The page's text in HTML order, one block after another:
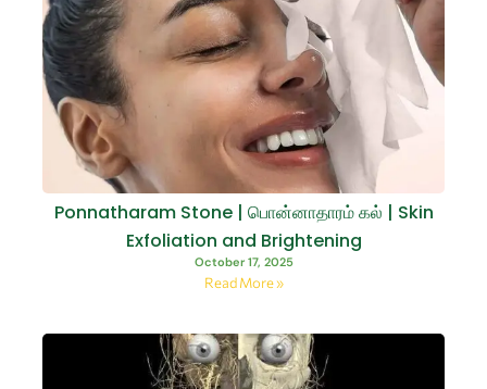
Ponnatharam Stone | பொன்னாதாரம் கல் | Skin
Exfoliation and Brightening
October 17, 2025
Read More »